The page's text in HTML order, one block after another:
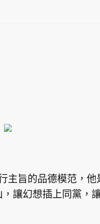
旨的品德模范，他
讓幻想插上同黨，